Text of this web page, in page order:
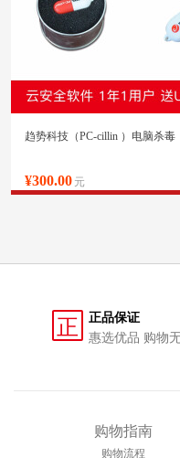
趋势科技（PC-cillin ）电脑杀毒
¥300.00 元
正
正品保证
惠选优品 购物
购物指南
购物流程